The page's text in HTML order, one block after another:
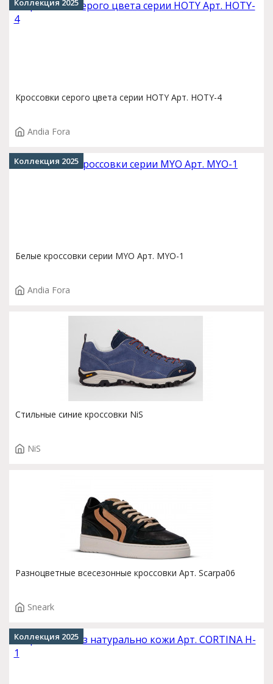
Кроссовки серого цвета серии HOTY Арт. HOTY-4
Andia Fora
Коллекция 2025
Белые кроссовки серии MYO Арт. MYO-1
Andia Fora
Коллекция 2025
Стильные синие кроссовки NiS
NiS
Разноцветные всесезонные кроссовки Арт. Scarpa06
Sneark
Коллекция 2025